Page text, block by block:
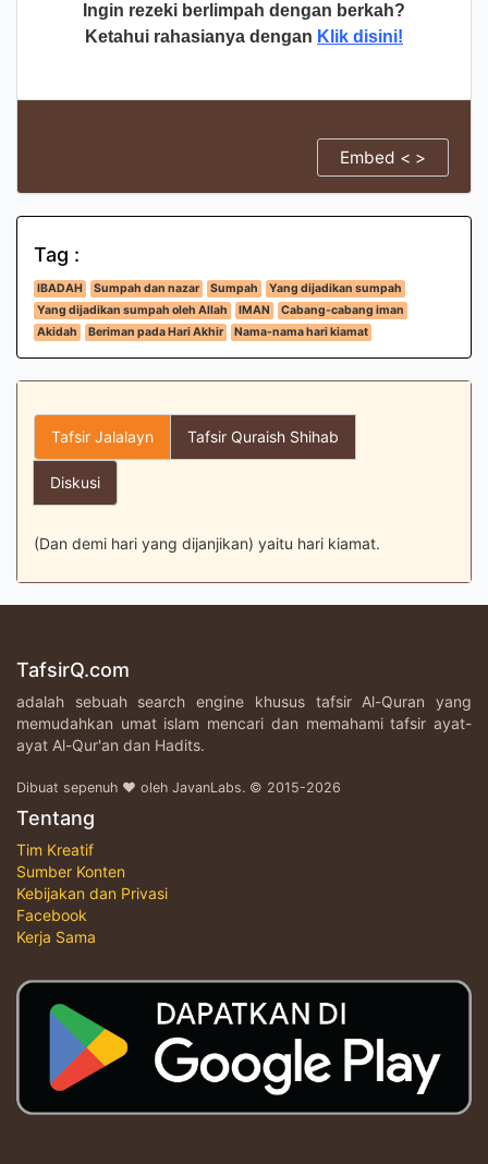
Ingin rezeki berlimpah dengan berkah?
Ketahui rahasianya dengan Klik disini!
Embed < >
Tag :
IBADAH Sumpah dan nazar Sumpah
Yang dijadikan sumpah
Yang dijadikan sumpah oleh Allah
IMAN
Cabang-cabang iman
Akidah
Beriman pada Hari Akhir Nama-nama hari kiamat
Tafsir Jalalayn Tafsir Quraish Shihab
Diskusi
(Dan demi hari yang dijanjikan) yaitu hari kiamat.
TafsirQ.com
adalah sebuah search engine khusus tafsir Al-Quran yang
memudahkan umat islam mencari dan memahami tafsir ayat-
ayat Al-Qur'an dan Hadits.
Dibuat sepenuh ♥ oleh JavanLabs. © 2015-2026
Tentang
Tim Kreatif
Sumber Konten
Kebijakan dan Privasi
Facebook
Kerja Sama